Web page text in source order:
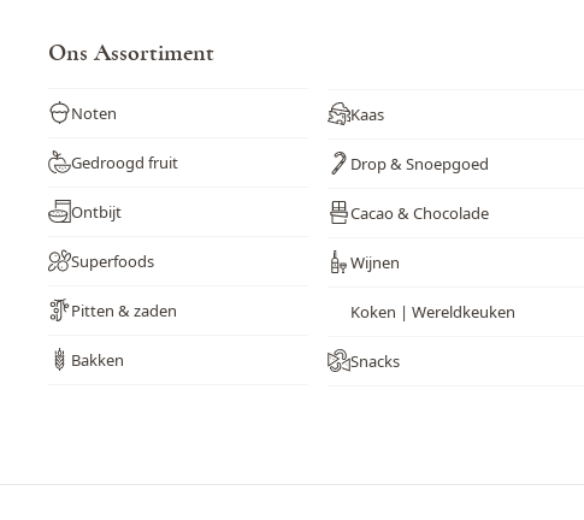
Ons Assortiment
Noten
Gedroogd fruit
Ontbijt
Superfoods
Pitten & zaden
Bakken
Kaas
Drop & Snoepgoed
Cacao & Chocolade
Wijnen
Koken | Wereldkeuken
Snacks